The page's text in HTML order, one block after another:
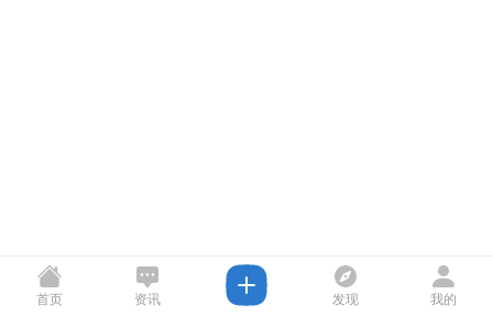
首页 资讯 发现 我的